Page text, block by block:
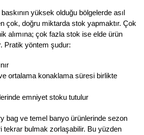
yüksek olduğu bölgelerde asıl
çok, doğru miktarda stok yapmaktır. Çok
alımına; çok fazla stok ise elde ürün
Pratik yöntem şudur:
ortalama konaklama süresi birlikte
emniyet stoku tutulur
bag ve temel banyo ürünlerinde sezon
tekrar bulmak zorlaşabilir. Bu yüzden